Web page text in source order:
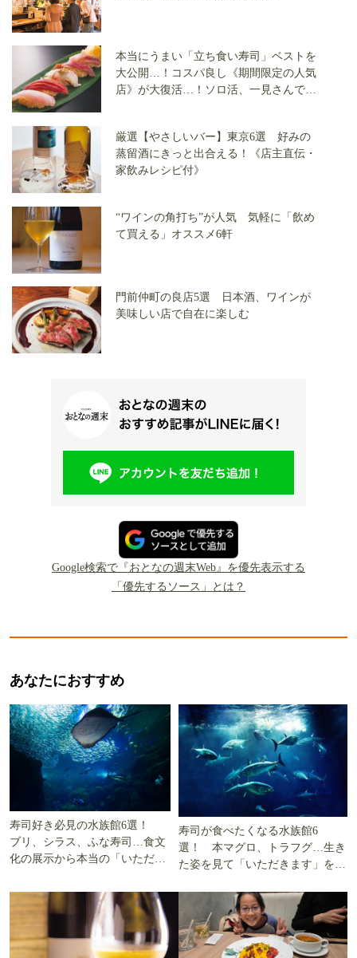
本当にうまい「立ち食い寿司」ベストを
大公開…！コスパ良し《期間限定の人気
店》が大復活…！ソロ活、一見さんでも
厳選【やさしいバー】東京6選 好みの
蒸留酒にきっと出合える！《店主直伝・
家飲みレシピ付》
“ワインの角打ち”が人気 気軽に「飲め
て買える」オススメ6軒
門前仲町の良店5選 日本酒、ワインが
美味しい店で自在に楽しむ
Google検索で『おとなの週末Web』を優先表示する
「優先するソース」とは？
あなたにおすすめ
寿司好き必見の水族館6選！
ブリ、シラス、ふな寿司…食文
化の展示から本当の「いただき
寿司が食べたくなる水族館6
選！ 本マグロ、トラフグ…生き
た姿を見て「いただきます」を考